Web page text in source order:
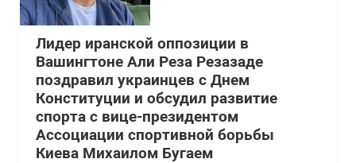
Лидер иранской оппозиции в
Вашингтоне Али Реза Резазаде
поздравил украинцев с Днем
Конституции и обсудил развитие
спорта с вице-президентом
Ассоциации спортивной борьбы
Киева Михаилом Бугаем